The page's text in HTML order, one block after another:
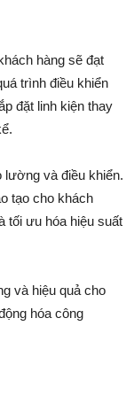
hàng sẽ đạt
trình điều khiển
đặt linh kiện thay
và điều khiển.
tạo cho khách
tối ưu hóa hiệu suất
và hiệu quả cho
hóa công